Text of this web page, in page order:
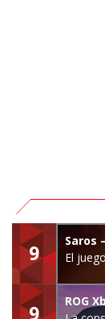
9
Saros
El
9
ROG